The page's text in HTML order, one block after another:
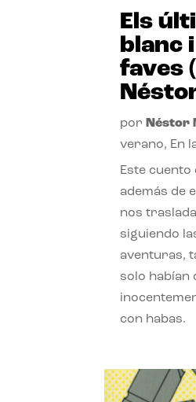
Els
blanc
faves
por Néstor
verano, En
Este
además de
nos
siguiendo
aventuras,
solo habían
con habas.